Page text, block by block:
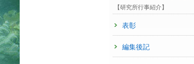
【研究所行事紹介】
表彰
編集後記